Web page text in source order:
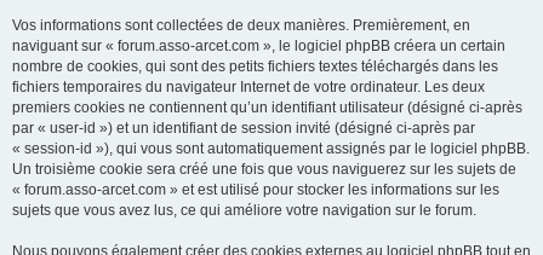
Vos informations sont collectées de deux manières. Premièrement, en
naviguant sur « forum.asso-arcet.com », le logiciel phpBB créera un certain
nombre de cookies, qui sont des petits fichiers textes téléchargés dans les
fichiers temporaires du navigateur Internet de votre ordinateur. Les deux
premiers cookies ne contiennent qu’un identifiant utilisateur (désigné ci-après
par « user-id ») et un identifiant de session invité (désigné ci-après par
« session-id »), qui vous sont automatiquement assignés par le logiciel phpBB.
Un troisième cookie sera créé une fois que vous naviguerez sur les sujets de
« forum.asso-arcet.com » et est utilisé pour stocker les informations sur les
sujets que vous avez lus, ce qui améliore votre navigation sur le forum.
Nous pouvons également créer des cookies externes au logiciel phpBB tout en